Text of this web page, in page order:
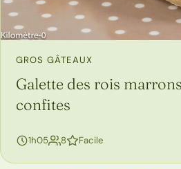
GROS GÂTEAUX
Galette des rois
confites
1h05 8personnes
Facile